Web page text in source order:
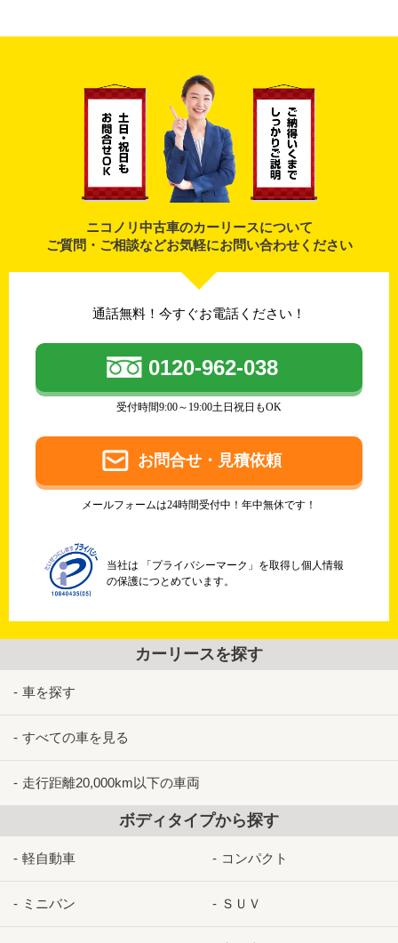
ニコノリ中古車のカーリースについて
ご質問・ご相談などお気軽にお問い合わせください
通話無料！今すぐお電話ください！
0120-962-038
受付時間9:00～19:00土日祝日もOK
お問合せ・見積依頼
メールフォームは24時間受付中！年中無休です！
当社は 「プライバシーマーク」を取得し個人情報
の保護につとめています。
カーリースを探す
車を探す
すべての車を見る
走行距離20,000km以下の車両
ボディタイプから探す
軽自動車 コンパクト
ミニバン ＳＵＶ